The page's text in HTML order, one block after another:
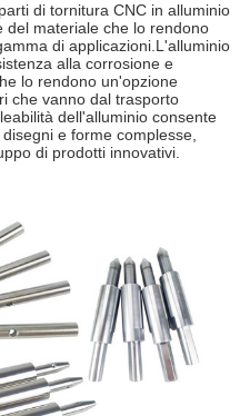
di tornitura CNC in alluminio
del materiale che lo rendono
di applicazioni.L'alluminio
alla corrosione e
lo rendono un'opzione
che vanno dal trasporto
dell'alluminio consente
e forme complesse,
di prodotti innovativi.